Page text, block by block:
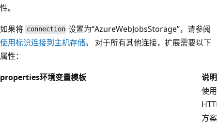
性。
如果将 connection 设置为“AzureWebJobsStorage”，请参阅
使用标识连接到主机存储。 对于所有其他连接，扩展需要以下
属性：
properties环境变量模板 说明
使用
方案